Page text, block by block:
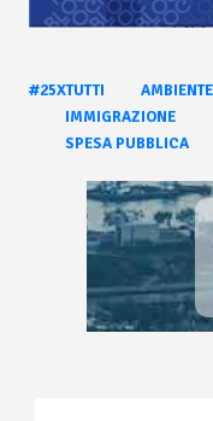
#25XTUTTI AMBIENTE
IMMIGRAZIONE
SPESA PUBBLICA